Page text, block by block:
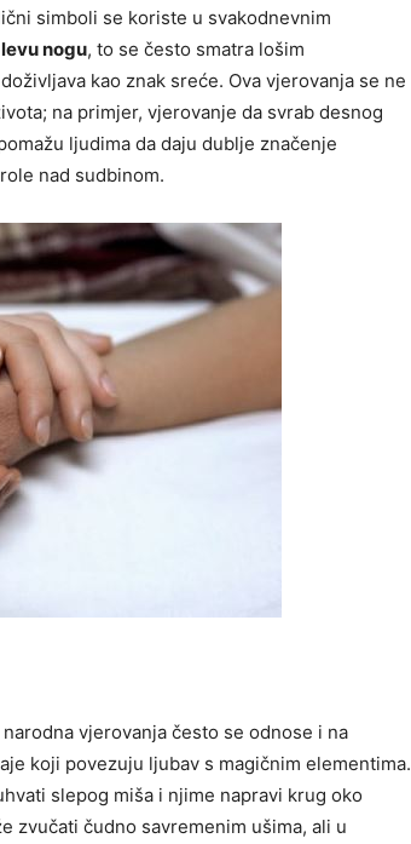
simboli se koriste u svakodnevnim
levu nogu, to se često smatra lošim
kao znak sreće. Ova vjerovanja se ne
na primjer, vjerovanje da svrab desnog
ljudima da daju dublje značenje
nad sudbinom.
vjerovanja često se odnose i na
koji povezuju ljubav s magičnim elementima.
slepog miša i njime napravi krug oko
zvučati čudno savremenim ušima, ali u